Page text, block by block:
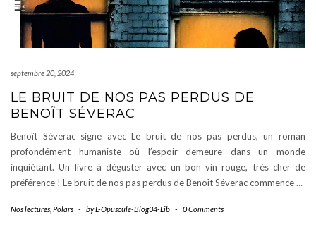
septembre 20, 2024
LE BRUIT DE NOS PAS PERDUS DE
BENOÎT SÉVERAC
Benoît Séverac signe avec Le bruit de nos pas perdus, un roman
profondément humaniste où l’espoir demeure dans un monde
inquiétant. Un livre à déguster avec un bon vin rouge, très cher de
préférence ! Le bruit de nos pas perdus de Benoît Séverac commence …
Nos lectures Polars - byL-Opuscule-Blog34-Lib - 0 Comments